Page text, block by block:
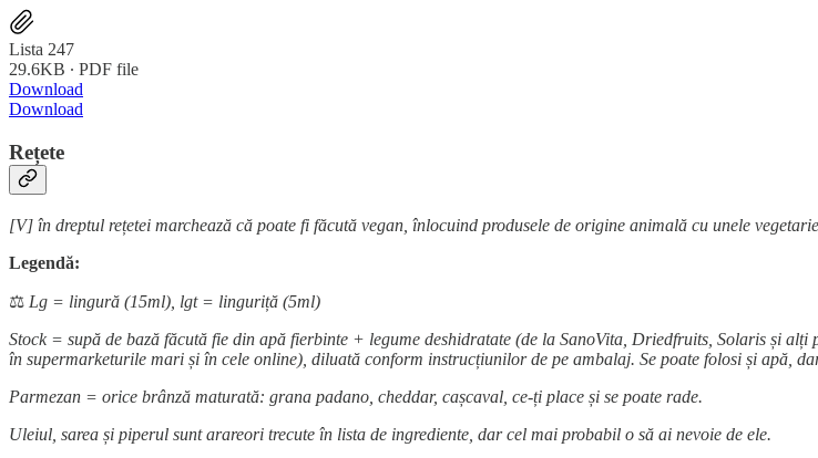
Lista 247
29.6KB ∙ PDF file
Download
Download
Rețete
[V] în dreptul rețetei marchează că poate fi făcută vegan, înlocuind produsele de origine animală cu unele
Legendă:
⚖️ Lg = lingură (15ml), lgt = linguriță (5ml)
Stock = supă de bază făcută fie din apă fierbinte + legume deshidratate (de la SanoVita, Driedfruits, Solaris și
în supermarketurile mari și în cele online), diluată conform instrucțiunilor de pe ambalaj. Se poate folosi și apă,
Parmezan = orice brânză maturată: grana padano, cheddar, cașcaval, ce-ți place și se poate rade.
Uleiul, sarea și piperul sunt arareori trecute în lista de ingrediente, dar cel mai probabil o să ai nevoie de ele.